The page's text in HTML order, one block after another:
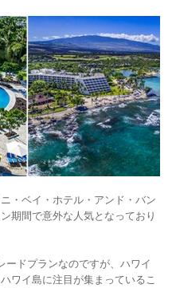
・ベイ・ホテル・アンド・バン
期間で意外な人気となっており
ドプランなのですが、ハワイ
ワイ島に注目が集まっているこ